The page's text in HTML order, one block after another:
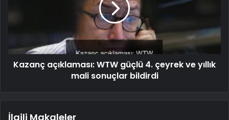
Kazanç açıklaması: WTW güçlü 4. çeyrek ve yıllık
mali sonuçlar bildirdi
İlgili Makaleler